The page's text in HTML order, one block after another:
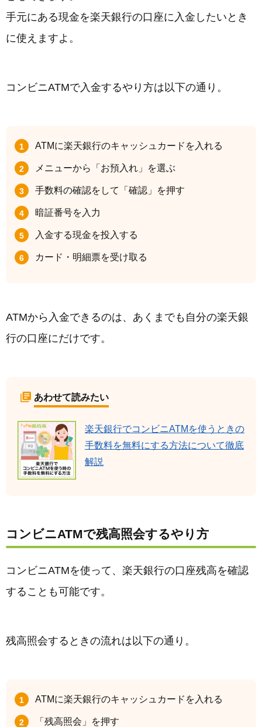
手元にある現金を楽天銀行の口座に入金したいとき
に使えますよ。
コンビニATMで入金するやり方は以下の通り。
ATMに楽天銀行のキャッシュカードを入れる
メニューから「お預入れ」を選ぶ
手数料の確認をして「確認」を押す
暗証番号を入力
入金する現金を投入する
カード・明細票を受け取る
ATMから入金できるのは、あくまでも自分の楽天銀
行の口座にだけです。
あわせて読みたい
楽天銀行でコンビニATMを使うときの
手数料を無料にする方法について徹底
解説
コンビニATMで残高照会するやり方
コンビニATMを使って、楽天銀行の口座残高を確認
することも可能です。
残高照会するときの流れは以下の通り。
ATMに楽天銀行のキャッシュカードを入れる
「残高照会」を押す